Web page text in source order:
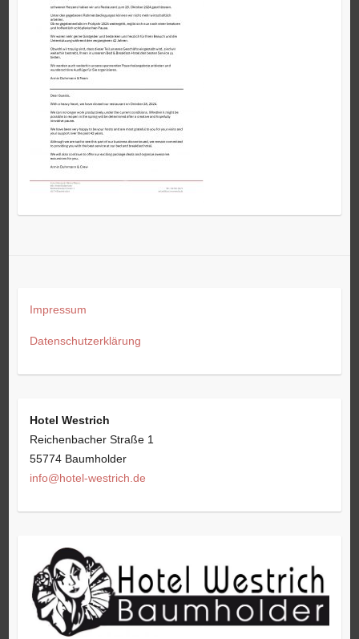
Impressum
Datenschutzerklärung
Hotel Westrich
Reichenbacher Straße 1
55774 Baumholder
info@hotel-westrich.de